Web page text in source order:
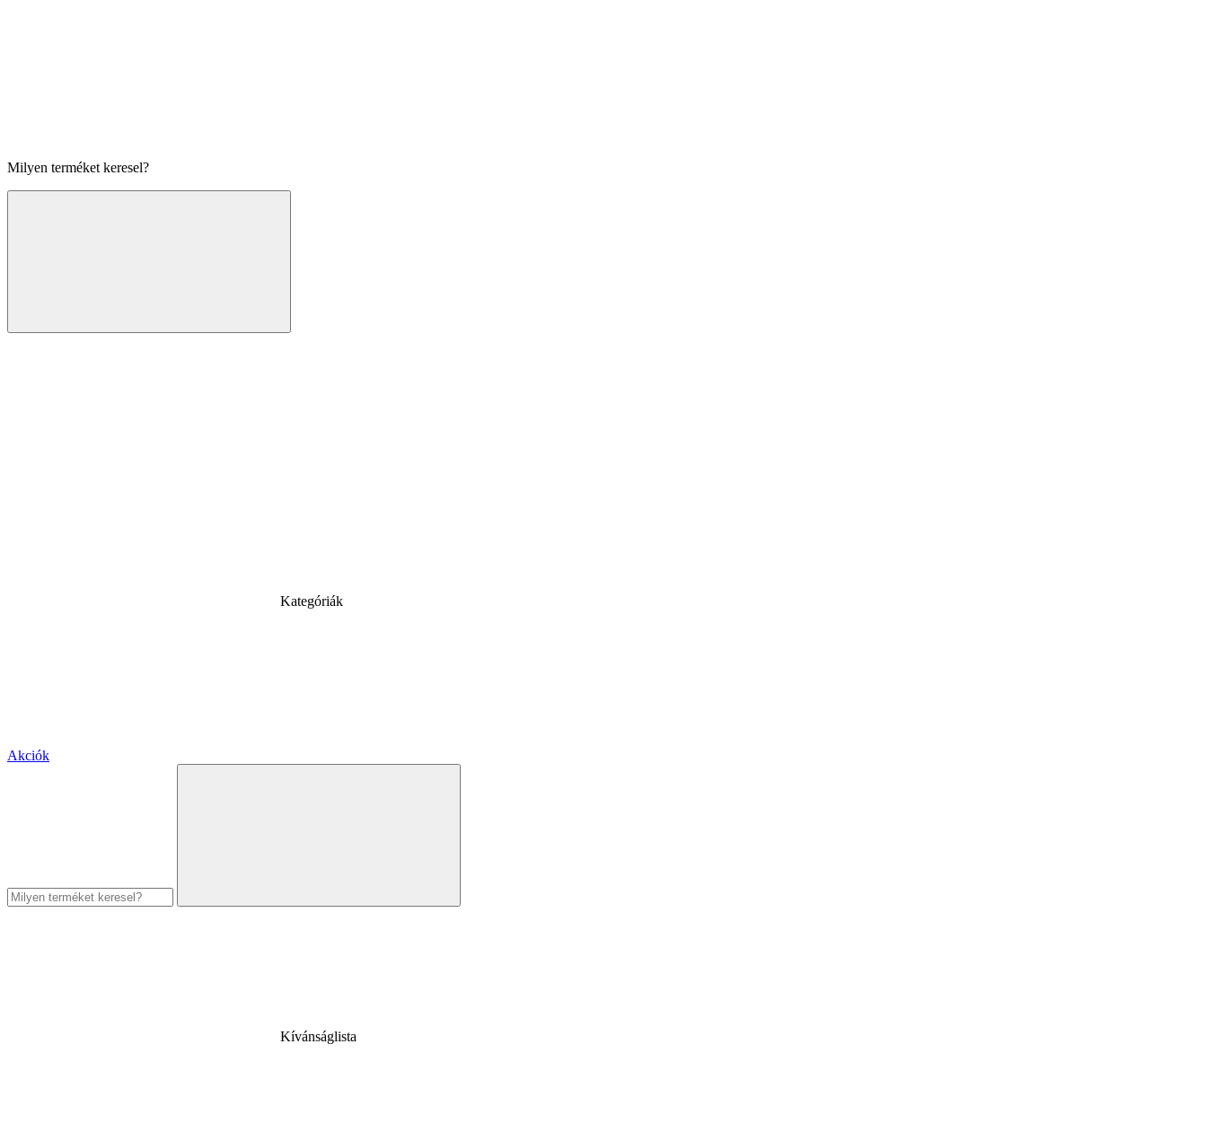
Milyen terméket keresel?
Kategóriák
Akciók
Kívánságlista